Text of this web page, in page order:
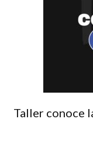
Taller conoce